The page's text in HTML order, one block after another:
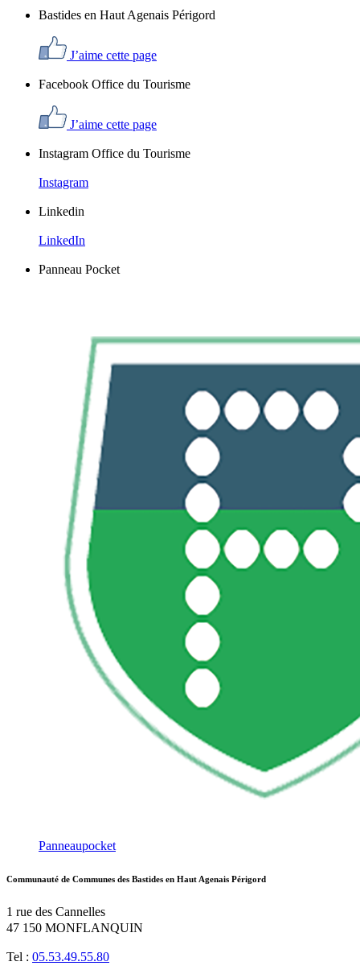
Bastides en Haut Agenais Périgord
J’aime cette page
Facebook Office du Tourisme
J’aime cette page
Instagram Office du Tourisme
Instagram
Linkedin
LinkedIn
Panneau Pocket
Panneaupocket
Communauté de Communes des Bastides en Haut Agenais Périgord
1 rue des Cannelles
47 150 MONFLANQUIN
Tel : 05.53.49.55.80